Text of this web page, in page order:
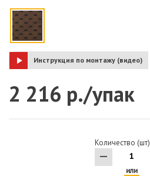
Инструкция по монтажу (видео)
2 216 р./упак
Количество (шт)
или